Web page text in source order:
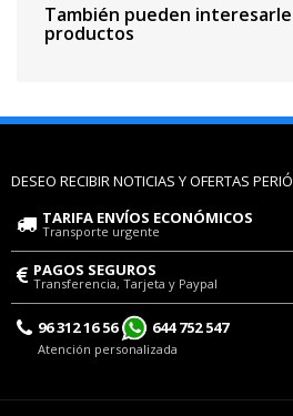
También pueden
productos
DESEO RECIBIR NOTICIAS Y OFERTAS
TARIFA ENVÍOS ECONÓMICOS
Transporte urgente
PAGOS SEGUROS
Transferencia, Tarjeta y Paypal
96 312 16 56 644 752 547
Atención personalizada